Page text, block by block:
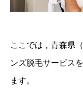
ここでは，青森県
ンズ脱毛サービス
ます。